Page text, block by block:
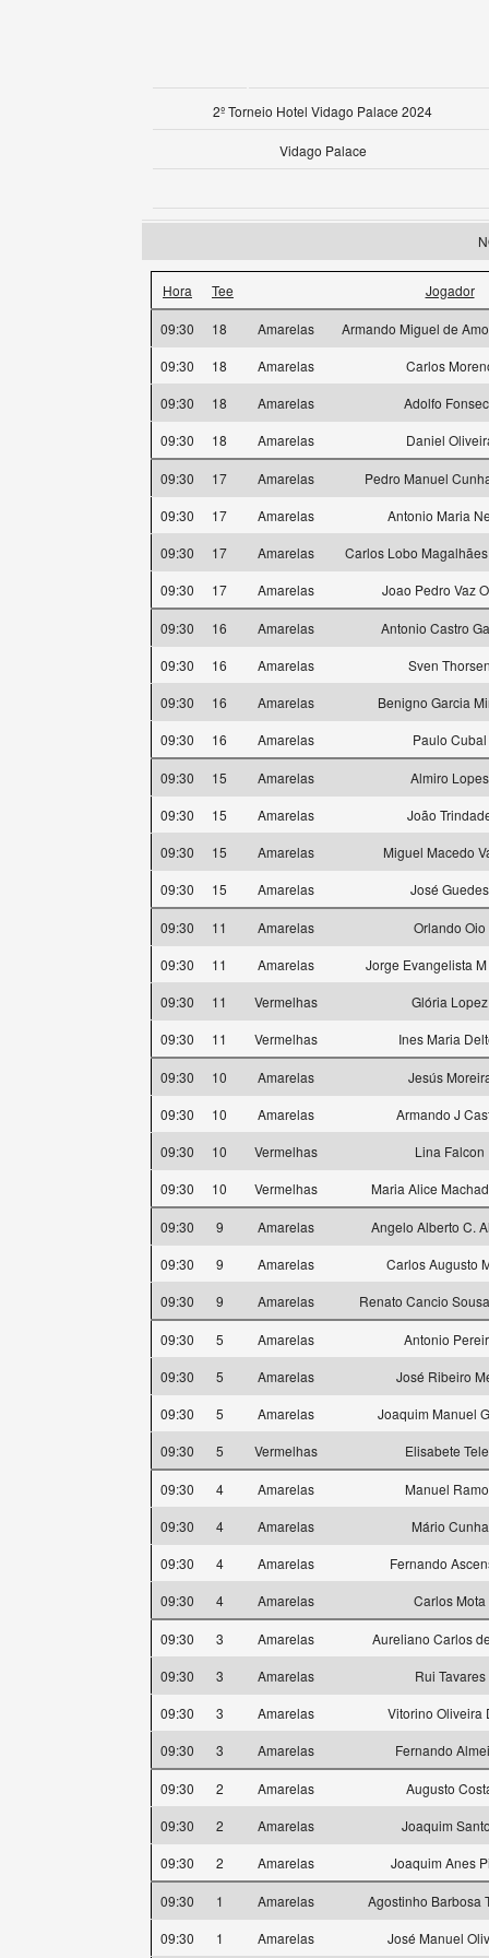
2º Torneio Hotel Vidago Palace 2024
Vidago Palace
Hora Tee Jogador
09:30 18 Amarelas
Armando Miguel de
09:30
18 Amarelas
Carlos
09:30
18 Amarelas
Adolfo
09:30
18 Amarelas Daniel
09:30 17 Amarelas
Pedro Manuel
09:30
17 Amarelas
Antonio Maria
09:30
17 Amarelas
Carlos Lobo
09:30
17 Amarelas Joao Pedro Vaz
09:30 16 Amarelas
Antonio Castro
09:30
16 Amarelas
Sven
09:30
16 Amarelas
Benigno Garcia
09:30
16 Amarelas Paulo Cubal
09:30 15 Amarelas
Almiro Lopes
09:30
15 Amarelas
João
09:30
15 Amarelas
Miguel Macedo
09:30
15 Amarelas José Guedes
09:30 11 Amarelas
Orlando Oio
09:30
11 Amarelas
Jorge Evangelista
09:30
11 Vermelhas
Glória Lopez
09:30
11 Vermelhas Ines Maria
09:30 10 Amarelas
Jesús
09:30
10 Amarelas
Armando J
09:30
10 Vermelhas
Lina Falcon
09:30
10 Vermelhas Maria Alice
09:30 9 Amarelas
Angelo Alberto C.
09:30
9 Amarelas
Carlos Augusto
09:30
9 Amarelas Renato Cancio
09:30 5 Amarelas
Antonio
09:30
5 Amarelas
José Ribeiro
09:30
5 Amarelas
Joaquim Manuel
09:30
5 Vermelhas Elisabete
09:30 4 Amarelas
Manuel
09:30
4 Amarelas
Mário Cunha
09:30
4 Amarelas
Fernando
09:30
4 Amarelas Carlos Mota
09:30 3 Amarelas
Aureliano Carlos
09:30
3 Amarelas
Rui Tavares
09:30
3 Amarelas
Vitorino Oliveira
09:30
3 Amarelas Fernando
09:30 2 Amarelas
Augusto
09:30
2 Amarelas
Joaquim
09:30
2 Amarelas Joaquim Anes
09:30 1 Amarelas
Agostinho Barbosa
09:30
1 Amarelas José Manuel